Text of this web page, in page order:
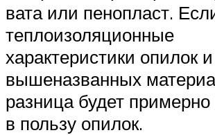
вата или пенопласт.
теплоизоляционные
характеристики опилок и
вышеназванных
разница будет
в пользу опилок.